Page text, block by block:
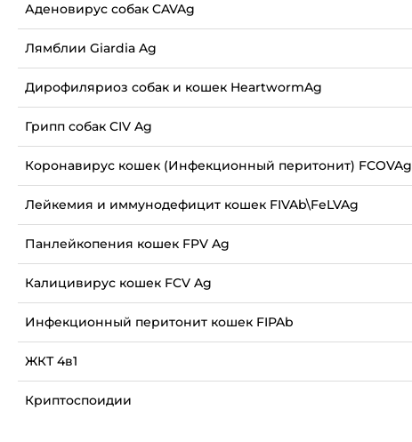
Аденовирус собак CAVAg
Лямблии Giardia Ag
Дирофиляриоз собак и кошек HeartwormAg
Грипп собак CIV Ag
Коронавирус кошек (Инфекционный перитонит) FCOVAg
Лейкемия и иммунодефицит кошек FIVAb\FeLVAg
Панлейкопения кошек FPV Ag
Калицивирус кошек FCV Ag
Инфекционный перитонит кошек FIPAb
ЖКТ 4в1
Криптоспоидии